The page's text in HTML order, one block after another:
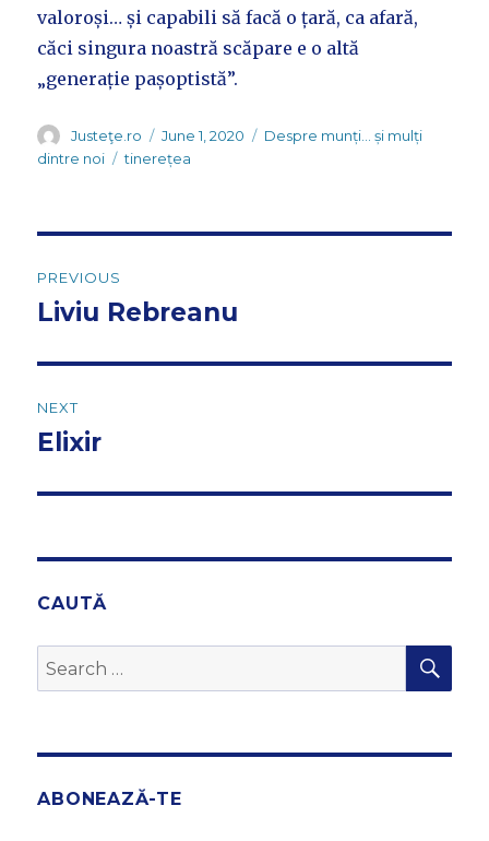
valoroși… și capabili să facă o țară, ca afară,
căci singura noastră scăpare e o altă
„generație pașoptistă”.
Author
Justeţe.ro
Posted
on
June 1, 2020 Categories
Despre munți... și mulți
dintre noi
Tags
tinerețea
navigation
PREVIOUS
Previous
Liviu Rebreanu
NEXT
Next
Elixir
CAUTĂ
Search
for:
ABONEAZĂ-TE